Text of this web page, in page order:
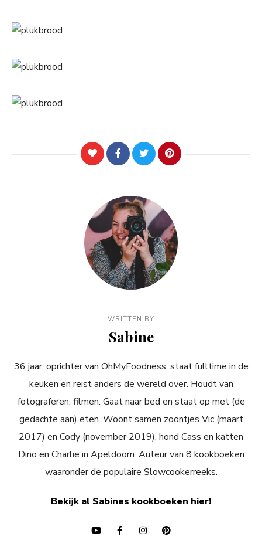
WRITTEN BY
Sabine
36 jaar, oprichter van OhMyFoodness, staat fulltime in de
keuken en reist anders de wereld over. Houdt van
fotograferen, filmen. Gaat naar bed en staat op met (de
gedachte aan) eten. Woont samen zoontjes Vic (maart
2017) en Cody (november 2019), hond Cass en katten
Dino en Charlie in Apeldoorn. Auteur van 8 kookboeken
waaronder de populaire Slowcookerreeks.
Bekijk al Sabines kookboeken hier!